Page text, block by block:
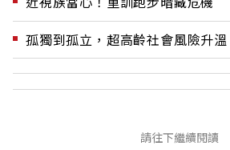
孤獨到孤立，超高齡社會風險升溫
請往下繼續閱讀